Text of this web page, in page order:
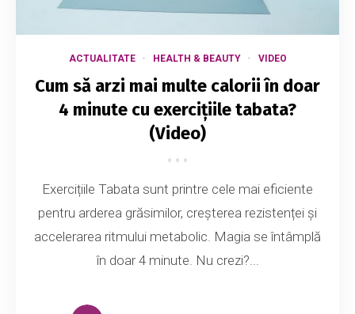
ACTUALITATE HEALTH & BEAUTY VIDEO
Cum să arzi mai multe calorii în doar
4 minute cu exercițiile tabata?
(Video)
Exercițiile Tabata sunt printre cele mai eficiente
pentru arderea grăsimilor, creșterea rezistenței și
accelerarea ritmului metabolic. Magia se întâmplă
în doar 4 minute. Nu crezi?...